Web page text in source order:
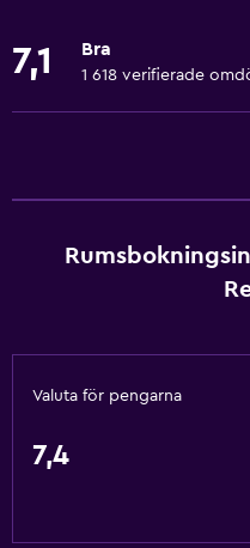
Brandsläckare
Kroppstvål
7,1 Bra
1 618 verifierade
Valuta för pengarna
7,4